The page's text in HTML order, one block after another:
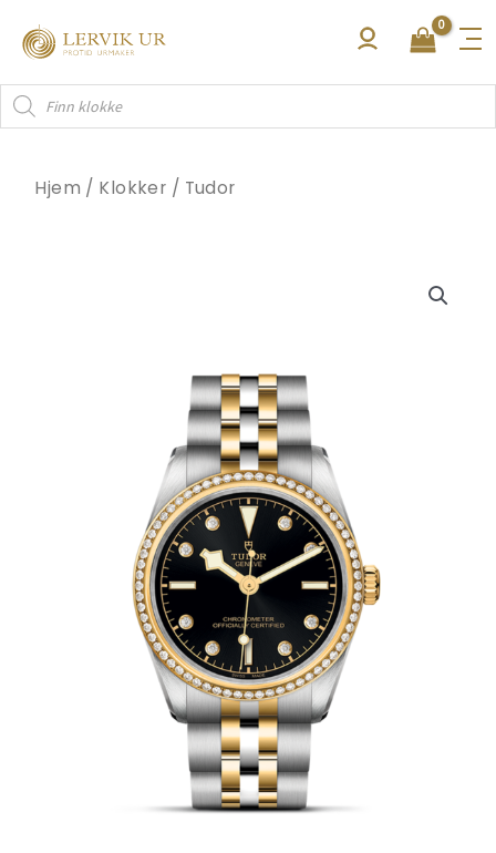
rett
innholdet
Products
search
Hjem / Klokker / Tudor